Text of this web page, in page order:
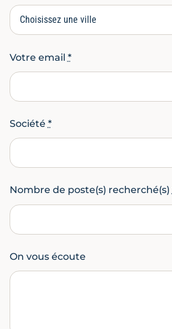
Votre email *
Société *
Nombre de poste(s) recherché(s)
On vous écoute